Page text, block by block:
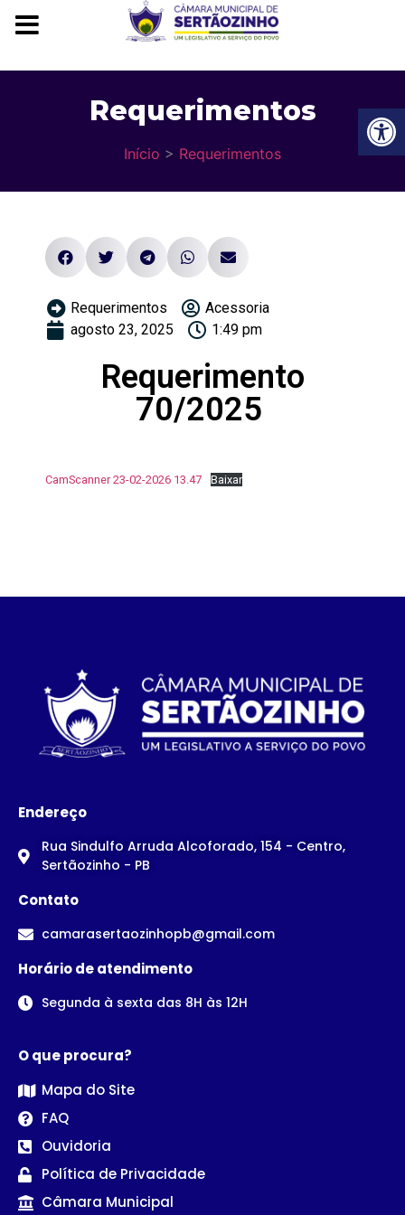
Requerimentos
Início > Requerimentos
Requerimentos
Acessoria
agosto 23, 2025
1:49 pm
Requerimento
70/2025
CamScanner 23-02-2026 13.47 Baixar
Endereço
Rua Sindulfo Arruda Alcoforado, 154 - Centro,
Sertãozinho - PB
Contato
camarasertaozinhopb@gmail.com
Horário de atendimento
Segunda à sexta das 8H às 12H
O que procura?
Mapa do Site
FAQ
Ouvidoria
Política de Privacidade
Câmara Municipal